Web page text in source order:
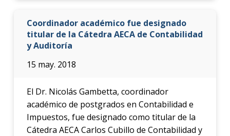
Coordinador académico fue designado
titular de la Cátedra AECA de Contabilidad
y Auditoría
15 may. 2018
El Dr. Nicolás Gambetta, coordinador
académico de postgrados en Contabilidad e
Impuestos, fue designado como titular de la
Cátedra AECA Carlos Cubillo de Contabilidad y